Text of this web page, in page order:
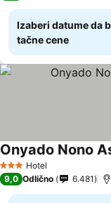
Izaberi datume da
tačne cene
3 Zvezdice
Hotel
Onyado Nono
9,0 Odlično 6.481